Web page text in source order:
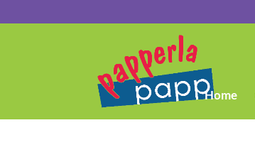
Home